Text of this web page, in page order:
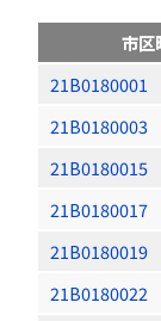
市区
21B0180001
21B0180003
21B0180015
21B0180017
21B0180019
21B0180022